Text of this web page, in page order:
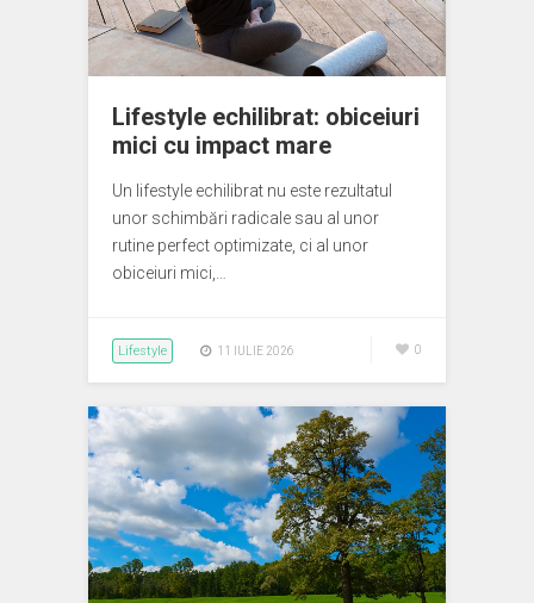
Lifestyle echilibrat: obiceiuri
mici cu impact mare
Un lifestyle echilibrat nu este rezultatul
unor schimbări radicale sau al unor
rutine perfect optimizate, ci al unor
obiceiuri mici,…
Lifestyle 11 IULIE 2026 0